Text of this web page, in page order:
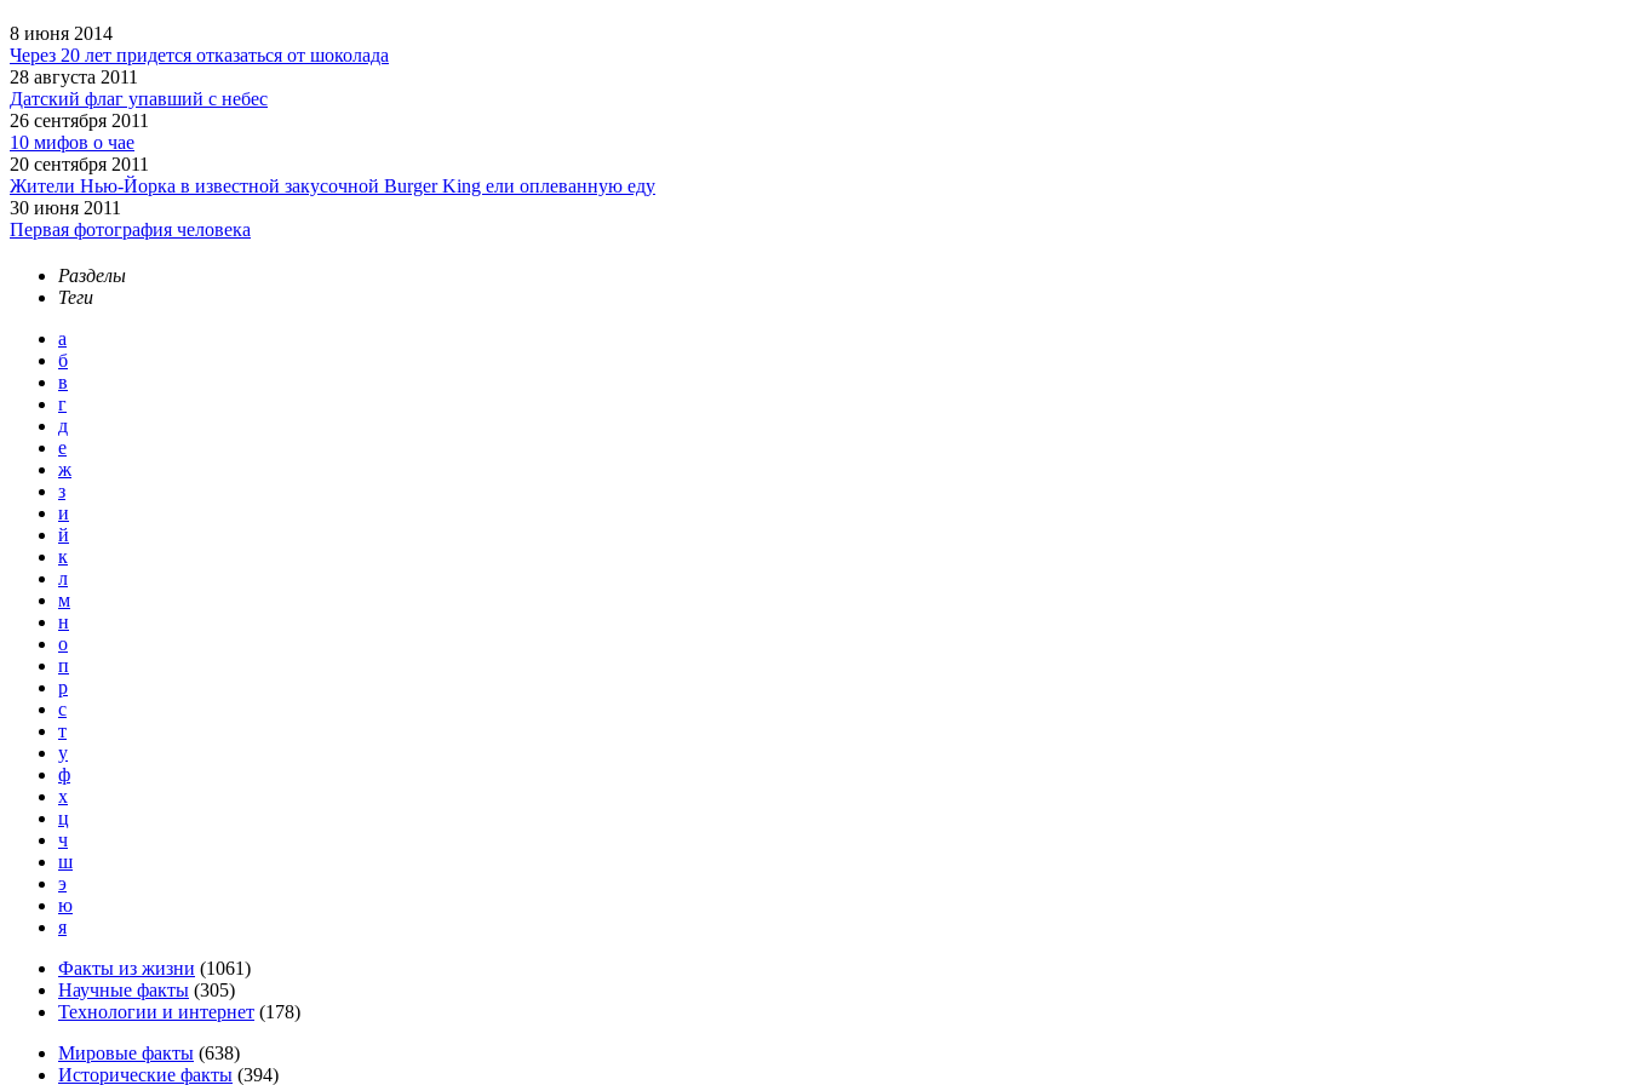
8 июня 2014
Через 20 лет придется отказаться от шоколада
28 августа 2011
Датский флаг упавший с небес
26 сентября 2011
10 мифов о чае
20 сентября 2011
Жители Нью-Йорка в известной закусочной Burger King ели оплеванную еду
30 июня 2011
Первая фотография человека
Разделы
Теги
а
б
в
г
д
е
ж
з
и
й
к
л
м
н
о
п
р
с
т
у
ф
х
ц
ч
ш
э
ю
я
Факты из жизни (1061)
Научные факты (305)
Технологии и интернет (178)
Мировые факты (638)
Исторические факты (394)